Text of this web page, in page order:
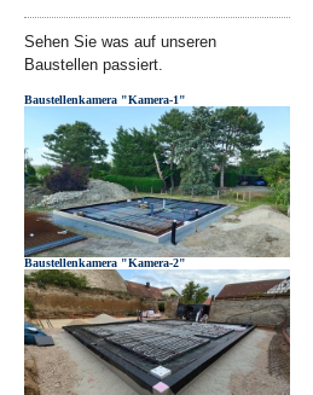
Sehen Sie was auf unseren
Baustellen passiert.
Baustellenkamera "Kamera-1"
Baustellenkamera "Kamera-2"